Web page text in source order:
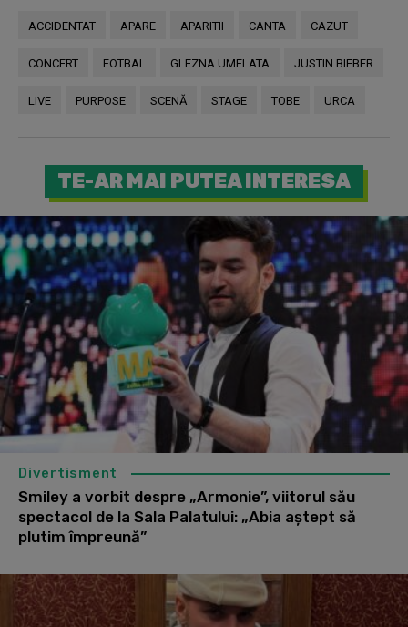
ACCIDENTAT APARE APARITII CANTA CAZUT
CONCERT FOTBAL GLEZNA UMFLATA JUSTIN BIEBER
LIVE PURPOSE SCENĂ STAGE TOBE URCA
TE-AR MAI PUTEA INTERESA
Divertisment
Smiley a vorbit despre „Armonie”, viitorul său
spectacol de la Sala Palatului: „Abia aștept să
plutim împreună”